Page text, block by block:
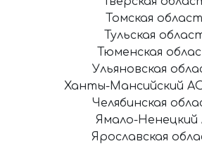
Томская
Тульская
Тюменская
Ульяновская
Ханты-Мансийский
Челябинская
Ямало-
Ярославская